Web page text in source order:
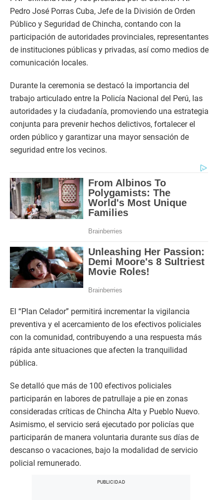
Pedro José Porras Cuba, Jefe de la División de Orden
Público y Seguridad de Chincha, contando con la
participación de autoridades provinciales, representantes
de instituciones públicas y privadas, así como medios de
comunicación locales.
Durante la ceremonia se destacó la importancia del
trabajo articulado entre la Policía Nacional del Perú, las
autoridades y la ciudadanía, promoviendo una estrategia
conjunta para prevenir hechos delictivos, fortalecer el
orden público y garantizar una mayor sensación de
seguridad entre los vecinos.
El “Plan Celador” permitirá incrementar la vigilancia
preventiva y el acercamiento de los efectivos policiales
con la comunidad, contribuyendo a una respuesta más
rápida ante situaciones que afecten la tranquilidad
pública.
Se detalló que más de 100 efectivos policiales
participarán en labores de patrullaje a pie en zonas
consideradas críticas de Chincha Alta y Pueblo Nuevo.
Asimismo, el servicio será ejecutado por policías que
participarán de manera voluntaria durante sus días de
descanso o vacaciones, bajo la modalidad de servicio
policial remunerado.